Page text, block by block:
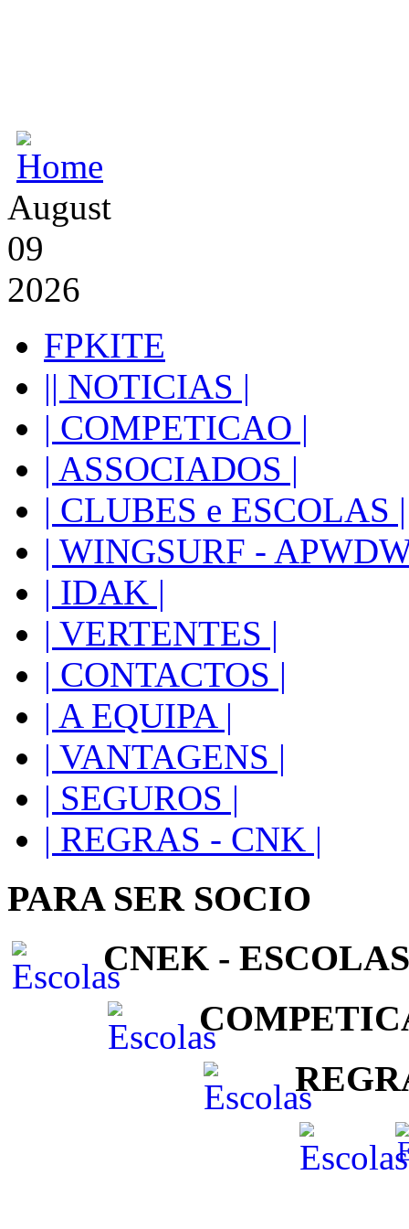
August
09
2026
FPKITE
|| NOTICIAS |
| COMPETICAO |
| ASSOCIADOS |
| CLUBES e ESCOLAS |
| WINGSURF -
| IDAK |
| VERTENTES |
| CONTACTOS |
| A EQUIPA |
| VANTAGENS |
| SEGUROS |
| REGRAS - CNK |
PARA SER SOCIO
CNEK -